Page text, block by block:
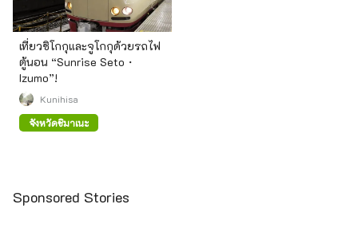
เที่ยวชิโกกุและจูโกกุด้วยรถไฟ
ตู้นอน “Sunrise Seto・
Izumo”!
Kunihisa
จังหวัดชิมาเนะ
Sponsored Stories